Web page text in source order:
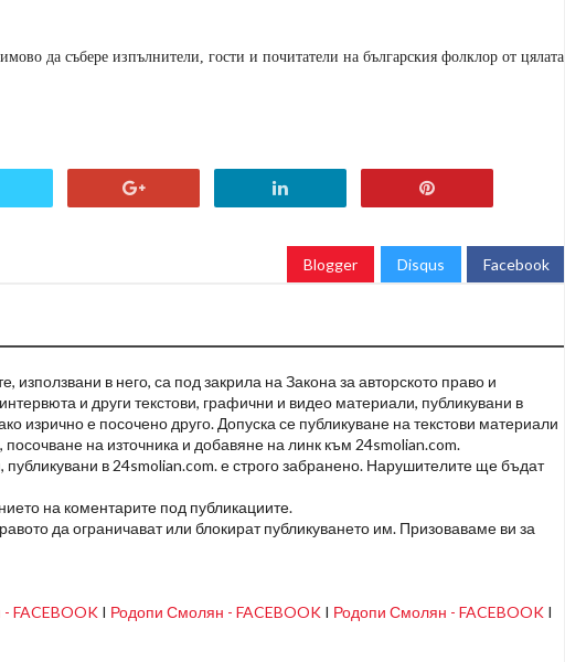
да събере изпълнители, гости и почитатели на българския фолклор от цялата
Blogger Disqus Facebook
в него, са под закрила на Закона за авторското право и
и други текстови, графични и видео материали, публикувани в
изрично е посочено друго. Допуска се публикуване на текстови материали
на източника и добавяне на линк към 24smolian.com.
в 24smolian.com. е строго забранено. Нарушителите ще бъдат
на коментарите под публикациите.
да ограничават или блокират публикуването им. Призоваваме ви за
FACEBOOK I Родопи Смолян - FACEBOOK I Родопи Смолян - FACEBOOK I